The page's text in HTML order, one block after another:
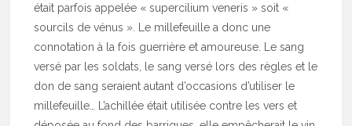
était parfois appelée « supercilium veneris » soit «
sourcils de vénus ». Le millefeuille a donc une
connotation à la fois guerrière et amoureuse. Le sang
versé par les soldats, le sang versé lors des règles et le
don de sang seraient autant d’occasions d’utiliser le
millefeuille… L’achillée était utilisée contre les vers et